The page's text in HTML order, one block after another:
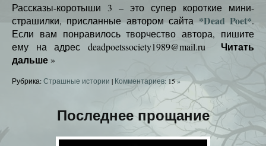
Рассказы-коротыши 3 – это супер короткие мини-
страшилки, присланные автором сайта *Dead Poet*.
Если вам понравилось творчество автора, пишите
ему на адрес deadpoetssociety1989@mail.ru
Читать
дальше »
Рубрика:Страшные истории | Комментариев: 15»
Последнее прощание